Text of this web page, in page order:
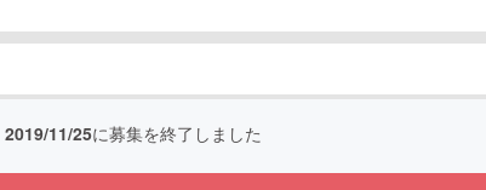
2019/11/25に募集を終了しました